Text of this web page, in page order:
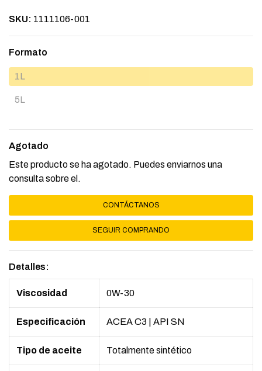
SKU: 1111106-001
Formato
1L
5L
Agotado
Este producto se ha agotado. Puedes enviarnos una
consulta sobre el.
CONTÁCTANOS
SEGUIR COMPRANDO
Detalles:
Viscosidad 0W-30
Especificación ACEA C3 API SN
Tipo de aceite Totalmente sintético